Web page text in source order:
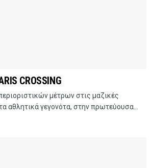
CROSSING
μέτρων στις μαζικές
αθλητικά γεγονότα, στην πρωτεύουσα...